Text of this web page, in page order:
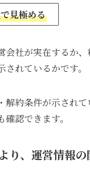
見極める
会社が実在するか
れているかです。
約条件が示されて
認できます。
り、運営情報の